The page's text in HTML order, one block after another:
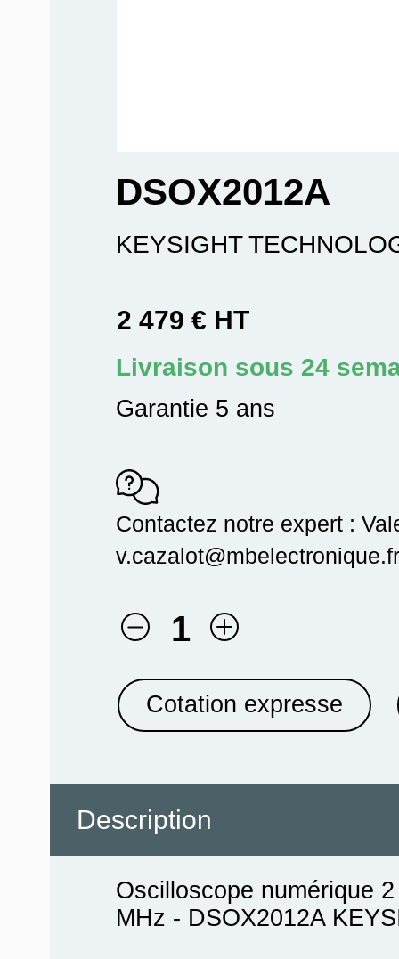
DSOX2012A
KEYSIGHT
2 479 € HT
Livraison sous 24
Garantie 5 ans
Contactez notre expert :
1
Cotation expresse
Description
Oscilloscope numérique
MHz - DSOX2012A